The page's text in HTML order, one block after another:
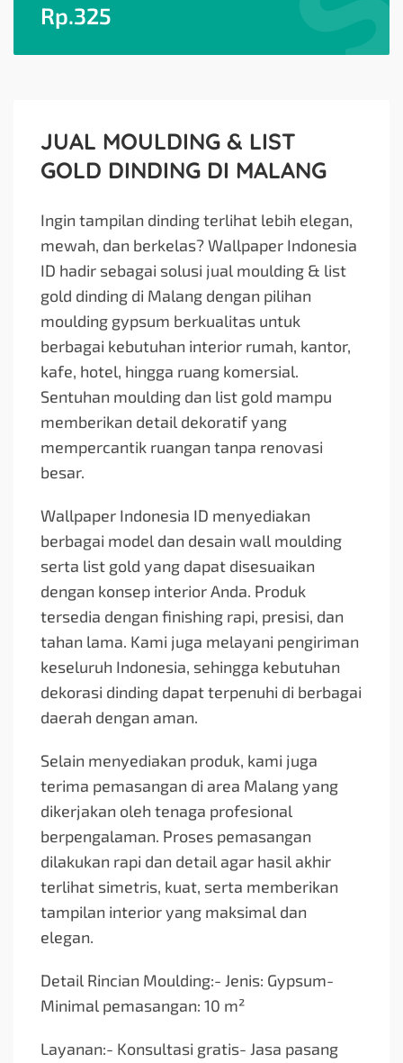
Rp.325
JUAL MOULDING & LIST
GOLD DINDING DI MALANG
Ingin tampilan dinding terlihat lebih elegan,
mewah, dan berkelas? Wallpaper Indonesia
ID hadir sebagai solusi jual moulding & list
gold dinding di Malang dengan pilihan
moulding gypsum berkualitas untuk
berbagai kebutuhan interior rumah, kantor,
kafe, hotel, hingga ruang komersial.
Sentuhan moulding dan list gold mampu
memberikan detail dekoratif yang
mempercantik ruangan tanpa renovasi
besar.
Wallpaper Indonesia ID menyediakan
berbagai model dan desain wall moulding
serta list gold yang dapat disesuaikan
dengan konsep interior Anda. Produk
tersedia dengan finishing rapi, presisi, dan
tahan lama. Kami juga melayani pengiriman
keseluruh Indonesia, sehingga kebutuhan
dekorasi dinding dapat terpenuhi di berbagai
daerah dengan aman.
Selain menyediakan produk, kami juga
terima pemasangan di area Malang yang
dikerjakan oleh tenaga profesional
berpengalaman. Proses pemasangan
dilakukan rapi dan detail agar hasil akhir
terlihat simetris, kuat, serta memberikan
tampilan interior yang maksimal dan
elegan.
Detail Rincian Moulding:- Jenis: Gypsum-
Minimal pemasangan: 10 m²
Layanan:- Konsultasi gratis- Jasa pasang